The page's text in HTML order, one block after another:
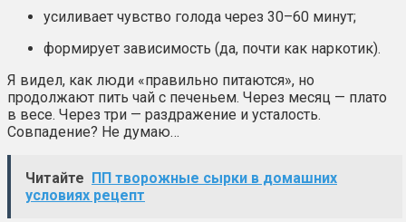
усиливает чувство голода через 30–60 минут;
формирует зависимость (да, почти как наркотик).
Я видел, как люди «правильно питаются», но
продолжают пить чай с печеньем. Через месяц — плато
в весе. Через три — раздражение и усталость.
Совпадение? Не думаю…
Читайте
ПП творожные сырки в домашних
условиях рецепт